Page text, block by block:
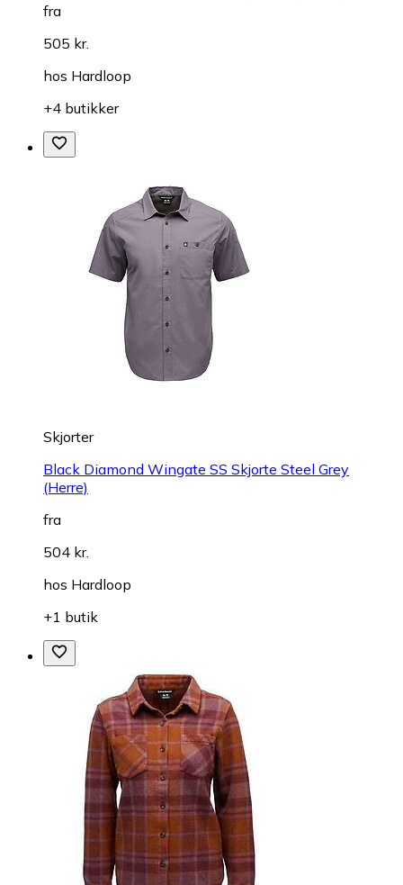
fra
505 kr.
hos Hardloop
+4 butikker
Skjorter
Black Diamond Wingate SS Skjorte Steel Grey
(Herre)
fra
504 kr.
hos Hardloop
+1 butik